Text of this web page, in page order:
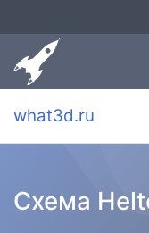
what3d.ru
Cхема